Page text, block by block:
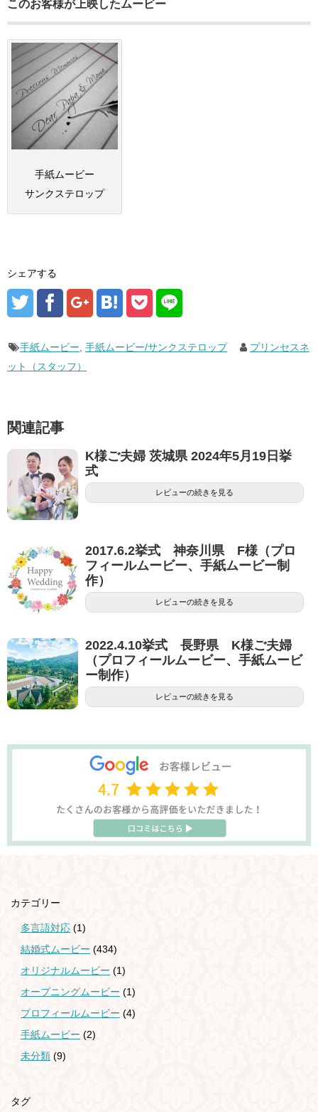
このお客様が上映したムービー
手紙ムービー
サンクステロップ
シェアする
手紙ムービー, 手紙ムービー/サンクステロップ
プリンセスネ
ット（スタッフ）
関連記事
K様ご夫婦 茨城県 2024年5月19日挙
式
レビューの続きを見る
2017.6.2挙式 神奈川県 F様（プロ
フィールムービー、手紙ムービー制
作）
レビューの続きを見る
2022.4.10挙式 長野県 K様ご夫婦
（プロフィールムービー、手紙ムービ
ー制作）
レビューの続きを見る
カテゴリー
多言語対応 (1)
結婚式ムービー (434)
オリジナルムービー (1)
オープニングムービー (1)
プロフィールムービー (4)
手紙ムービー (2)
未分類 (9)
タグ